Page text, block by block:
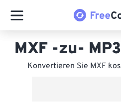
MXF -zu-
Konvertieren Sie MXF